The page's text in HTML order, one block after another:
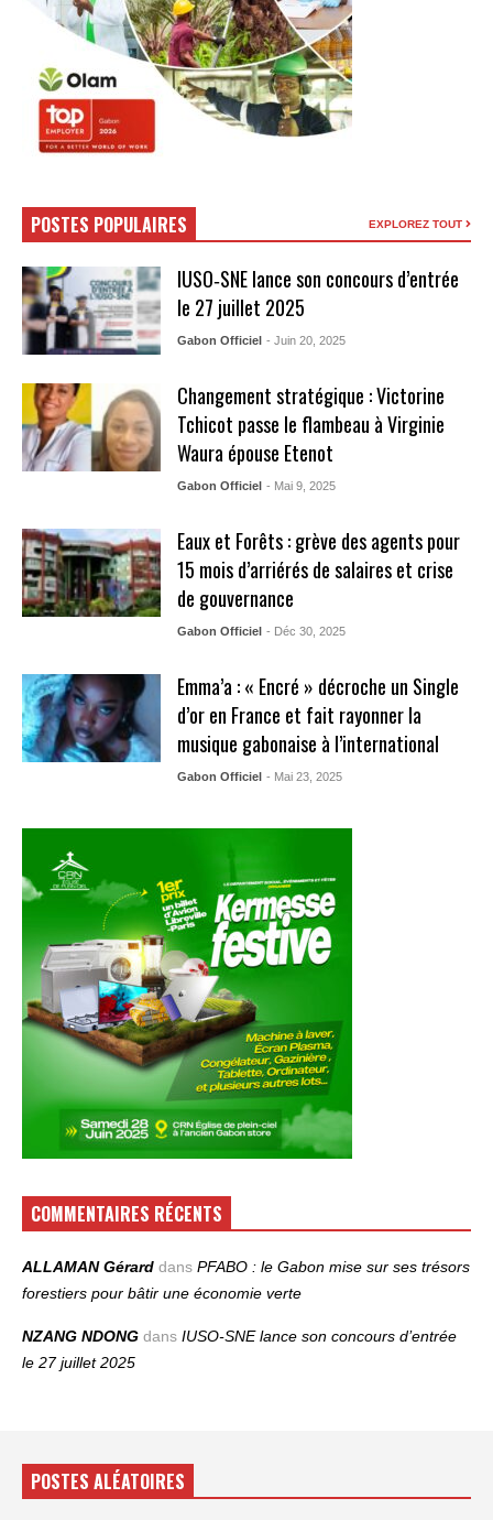
POSTES POPULAIRES EXPLOREZ TOUT
IUSO‑SNE lance son concours d’entrée
le 27 juillet 2025
Gabon Officiel - Juin 20, 2025
Changement stratégique : Victorine
Tchicot passe le flambeau à Virginie
Waura épouse Etenot
Gabon Officiel - Mai 9, 2025
Eaux et Forêts : grève des agents pour
15 mois d’arriérés de salaires et crise
de gouvernance
Gabon Officiel - Déc 30, 2025
Emma’a : « Encré » décroche un Single
d’or en France et fait rayonner la
musique gabonaise à l’international
Gabon Officiel - Mai 23, 2025
COMMENTAIRES RÉCENTS
ALLAMAN Gérard dans PFABO : le Gabon mise sur ses trésors
forestiers pour bâtir une économie verte
NZANG NDONG dans IUSO‑SNE lance son concours d’entrée
le 27 juillet 2025
POSTES ALÉATOIRES